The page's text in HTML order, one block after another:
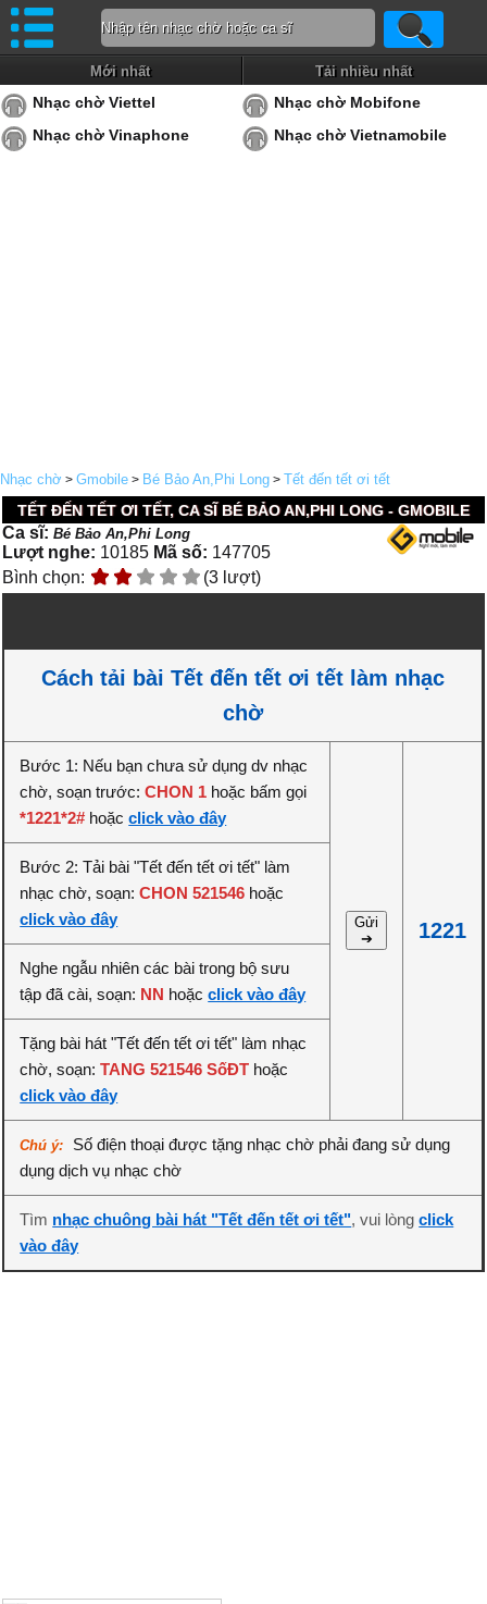
Mới nhất Tải nhiều nhất
Nhạc chờ Viettel
Nhạc chờ Mobifone
Nhạc chờ Vinaphone
Nhạc chờ Vietnamobile
Nhạc chờ > Gmobile > Bé Bảo An,Phi Long > Tết đến tết ơi tết
TẾT ĐẾN TẾT ƠI TẾT, CA SĨ BÉ BẢO AN,PHI LONG - GMOBILE
Ca sĩ:Bé Bảo An,Phi Long
Lượt nghe: 10185 Mã số: 147705
Bình chọn:
(3 lượt)
Cách tải bài Tết đến tết ơi tết làm nhạc
chờ
Bước 1: Nếu bạn chưa sử dụng dv nhạc
chờ, soạn trước:CHON 1 hoặc bấm gọi
*1221*2# hoặcclick vào đây
Gửi
➔
1221
Bước 2: Tải bài "Tết đến tết ơi tết" làm
nhạc chờ, soạn:CHON 521546 hoặc
click vào đây
Nghe ngẫu nhiên các bài trong bộ sưu
tập đã cài, soạn: NN hoặcclick vào đây
Tặng bài hát "Tết đến tết ơi tết" làm nhạc
chờ, soạn:TANG 521546 SốĐT hoặc
click vào đây
Chú ý:
Số điện thoại được tặng nhạc chờ phải đang sử dụng
dụng dịch vụ nhạc chờ
Tìm nhạc chuông bài hát "Tết đến tết ơi tết", vui lòngclick
vào đây